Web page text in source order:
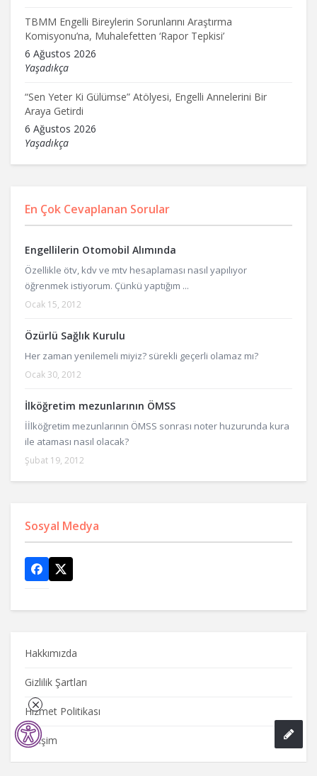
TBMM Engelli Bireylerin Sorunlarını Araştırma
Komisyonu’na, Muhalefetten ‘Rapor Tepkisi’
6 Ağustos 2026
Yaşadıkça
“Sen Yeter Ki Gülümse” Atölyesi, Engelli Annelerini Bir
Araya Getirdi
6 Ağustos 2026
Yaşadıkça
En Çok Cevaplanan Sorular
Engellilerin Otomobil Alımında
Özellikle ötv, kdv ve mtv hesaplaması nasıl yapılıyor
öğrenmek istiyorum. Çünkü yaptığım ...
Ocak 15, 2012
Özürlü Sağlık Kurulu
Her zaman yenilemeli miyiz? sürekli geçerli olamaz mı?
Ocak 30, 2012
İlköğretim mezunlarının ÖMSS
İİlköğretim mezunlarının ÖMSS sonrası noter huzurunda kura
ile ataması nasıl olacak?
Şubat 19, 2012
Sosyal Medya
Hakkımızda
Gizlilik Şartları
Hizmet Politikası
İletişim